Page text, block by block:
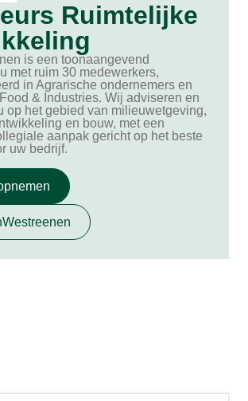
Ruimtelijke
is een toonaangevend
met ruim 30 medewerkers,
in Agrarische ondernemers en
& Industries. Wij adviseren en
op het gebied van milieuwetgeving,
en bouw, met een
aanpak gericht op het beste
uw bedrijf.